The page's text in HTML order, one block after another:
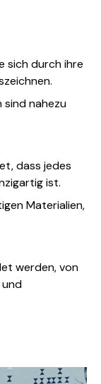
sich durch ihre
sind nahezu
dass jedes
ist.
Materialien,
werden, von
und